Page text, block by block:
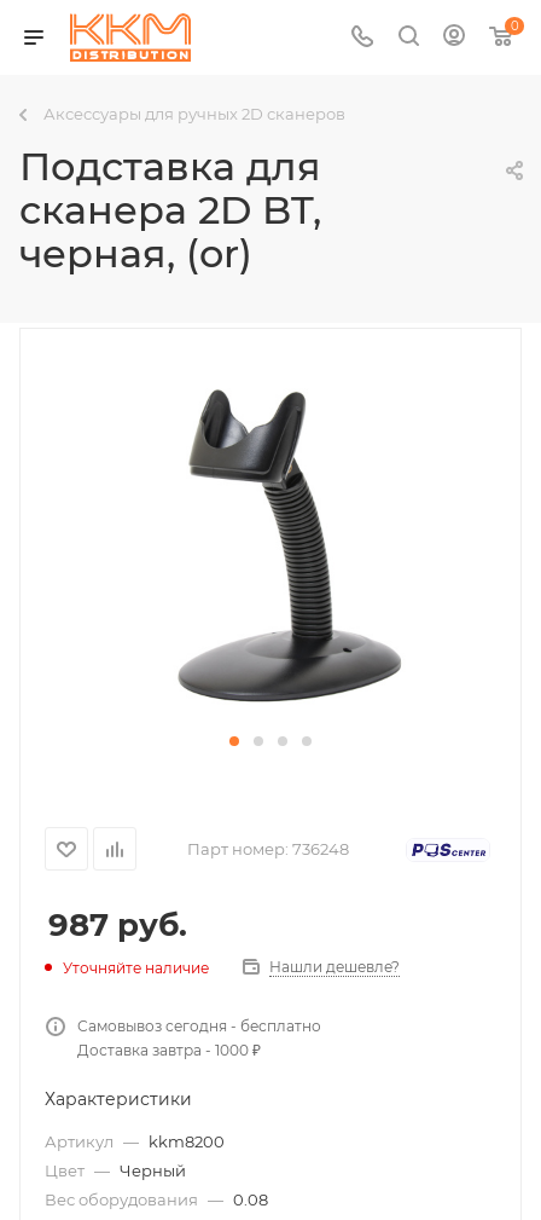
0
Аксессуары для ручных 2D сканеров
Подставка для
сканера 2D BT,
черная, (or)
Парт номер: 736248
987 руб.
Уточняйте наличие Нашли дешевле?
Самовывоз сегодня - бесплатно
Доставка завтра - 1000 ₽
Характеристики
Артикул — kkm8200
Цвет — Черный
Вес оборудования — 0.08